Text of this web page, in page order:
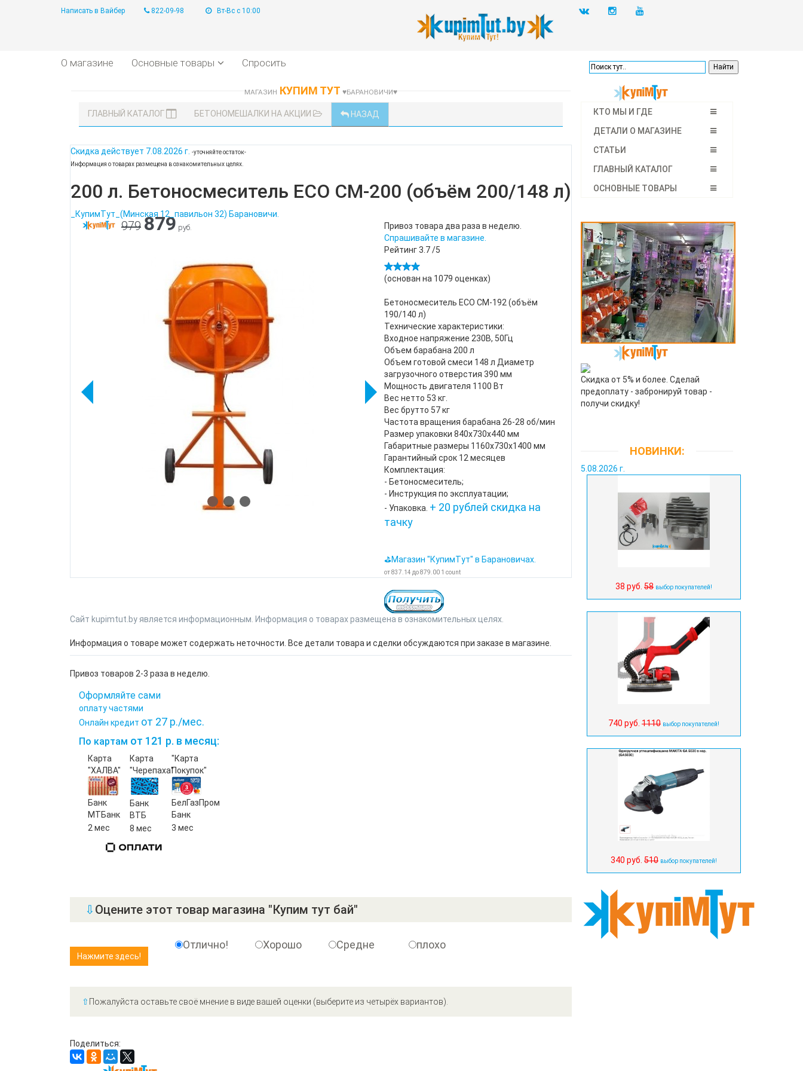
Написать в Вайбер 822-09-98 Вт-Вс с 10:00
О магазине Основные товары Спросить
МАГАЗИН КУПИМ ТУТ ♥БАРАНОВИЧИ♥
ГЛАВНЫЙ КАТАЛОГ БЕТОНОМЕШАЛКИ НА АКЦИИ НАЗАД
Скидка действует 7.08.2026 г. -уточняйте остаток-
Информация о товарах размещена в ознакомительных целях.
200 л. Бетоносмеситель ECO CM-200 (объём 200/148 л)
_КупимТут_(Минская 12_павильон 32) Барановичи.
979 879 руб.
Привоз товара два раза в неделю.
Спрашивайте в магазине.
Рейтинг3.7/5
(основан на 1079 оценках)
Бетоносмеситель ECO CM-192 (объём
190/140 л)
Технические характеристики:
Входное напряжение 230В, 50Гц
Объем барабана 200 л
Объем готовой смеси 148 л Диаметр
загрузочного отверстия 390 мм
Мощность двигателя 1100 Вт
Вес нетто 53 кг.
Вес брутто 57 кг
Частота вращения барабана 26-28 об/мин
Размер упаковки 840x730x440 мм
Габаритные размеры 1160x730x1400 мм
Гарантийный срок 12 месяцев
Комплектация:
- Бетоносмеситель;
- Инструкция по эксплуатации;
- Упаковка. + 20 рублей скидка на
тачку
⛳Магазин "КупимТут" в Барановичах.
от837.14 до879.00 1 count
Сайт kupimtut.by является информационным. Информация о товарах размещена в ознакомительных целях.
Информация о товаре может содержать неточности. Все детали товара и сделки обсуждаются при заказе в магазине.
Привоз товаров 2-3 раза в неделю.
Оформляйте сами
оплату частями
Онлайн кредит от 27 р./мес.
По картам от 121 р. в месяц:
Карта
"ХАЛВА"
Банк
МТБанк
2 мес
Карта
"Черепаха"
Банк
ВТБ
8 мес
"Карта
Покупок"
БелГазПром
Банк
3 мес
⇩ Оцените этот товар магазина "Купим тут бай"
Отлично! Хорошо Средне плохо
⇧ Пожалуйста оставьте своё мнение в виде вашей оценки (выберите из четырёх вариантов).
Поделиться:
КТО МЫ И ГДЕ
ДЕТАЛИ О МАГАЗИНЕ
СТАТЬИ
ГЛАВНЫЙ КАТАЛОГ
ОСНОВНЫЕ ТОВАРЫ
Скидка от 5% и более. Сделай
предоплату - забронируй товар -
получи скидку!
НОВИНКИ:
5.08.2026 г.
38 руб. 58 выбор покупателей!
740 руб. 1110 выбор покупателей!
340 руб. 510 выбор покупателей!